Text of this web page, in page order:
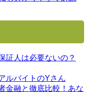
証人は必要ないの？
ルバイトのYさん
金融と徹底比較！あな